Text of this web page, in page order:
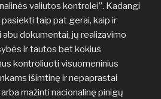
valiutos kontrolei”. Kadangi
taip pat gerai, kaip ir
dokumentai, jų realizavimo
ir tautos bet kokius
kontroliuoti visuomeninius
išimtinę ir nepaprastai
mažinti nacionalinę pinigų